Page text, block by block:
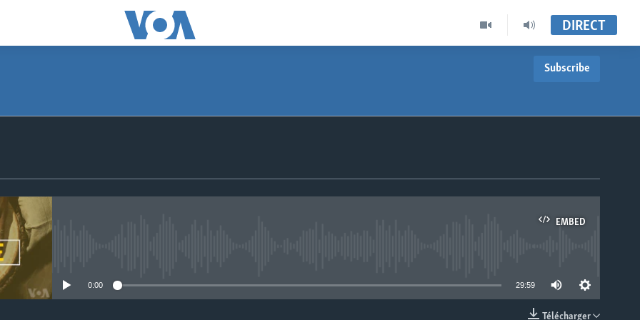
DIRECT
Subscribe
EMBED
0:00 29:59
Télécharger